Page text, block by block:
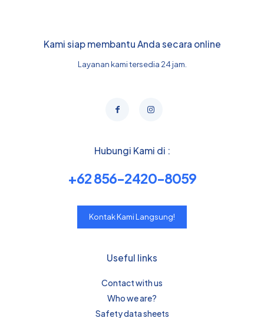
Kami siap membantu Anda secara online
Layanan kami tersedia 24 jam.
Hubungi Kami di :
+62 856-2420-8059
Kontak Kami Langsung!
Useful links
Contact with us
Who we are?
Safety data sheets